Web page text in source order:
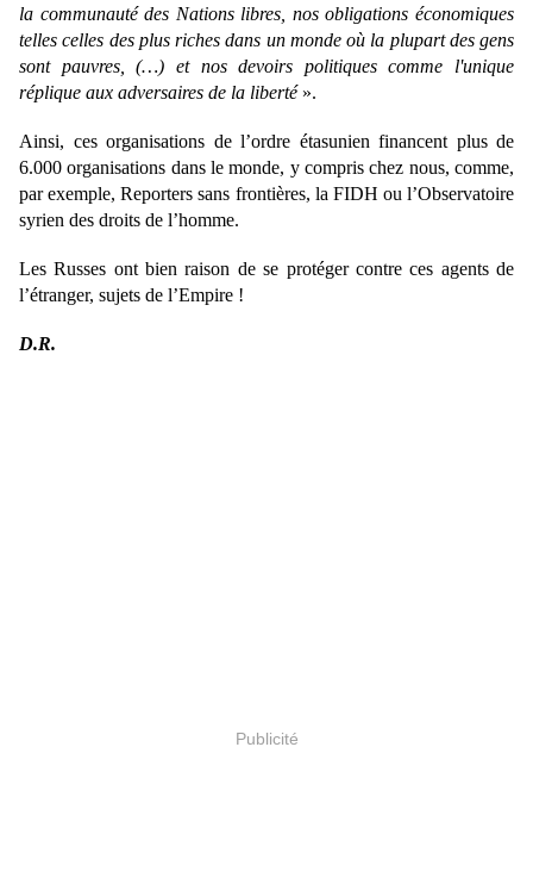
la communauté des Nations libres, nos obligations économiques
telles celles des plus riches dans un monde où la plupart des gens
sont pauvres, (…) et nos devoirs politiques comme l'unique
réplique aux adversaires de la liberté».
Ainsi, ces organisations de l’ordre étasunien financent plus de
6.000 organisations dans le monde, y compris chez nous, comme,
par exemple, Reporters sans frontières, la FIDH ou l’Observatoire
syrien des droits de l’homme.
Les Russes ont bien raison de se protéger contre ces agents de
l’étranger, sujets de l’Empire !
D.R.
Publicité